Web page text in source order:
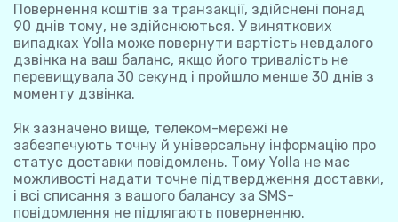
Повернення коштів за транзакції, здійснені понад
90 днів тому, не здійснюються. У виняткових
випадках Yolla може повернути вартість невдалого
дзвінка на ваш баланс, якщо його тривалість не
перевищувала 30 секунд і пройшло менше 30 днів з
моменту дзвінка.
Як зазначено вище, телеком-мережі не
забезпечують точну й універсальну інформацію про
статус доставки повідомлень. Тому Yolla не має
можливості надати точне підтвердження доставки,
і всі списання з вашого балансу за SMS-
повідомлення не підлягають поверненню.